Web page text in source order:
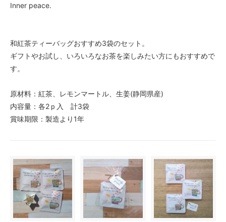
Inner peace.
和紅茶ティーバッグおすすめ3袋のセット。
ギフトやお試し、いろいろなお茶を楽しみたい方にもおすすめで
す。
原材料：紅茶、レモンマートル、生姜(静岡県産)
内容量：各2ｐ入 計3袋
賞味期限：製造より1年